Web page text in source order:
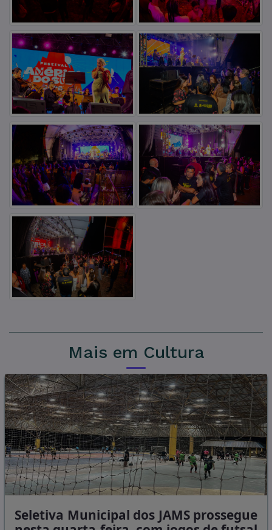
Mais em Cultura
Seletiva Municipal dos JAMS prossegue